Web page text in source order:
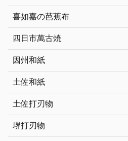
喜如嘉の芭蕉布
四日市萬古焼
因州和紙
土佐和紙
土佐打刃物
堺打刃物